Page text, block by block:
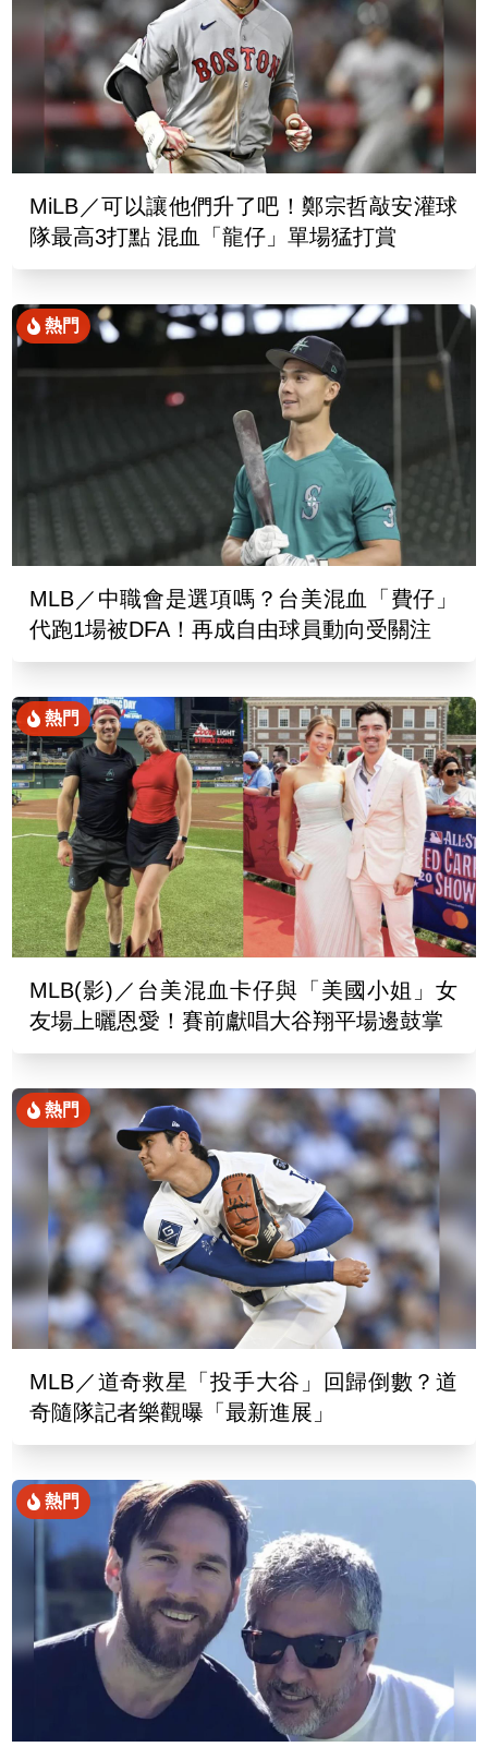
MiLB／可以讓他們升了吧！鄭宗哲敲安灌球
隊最高3打點 混血「龍仔」單場猛打賞
熱門
MLB／中職會是選項嗎？台美混血「費仔」
代跑1場被DFA！再成自由球員動向受關注
熱門
MLB(影)／台美混血卡仔與「美國小姐」女
友場上曬恩愛！賽前獻唱大谷翔平場邊鼓掌
熱門
MLB／道奇救星「投手大谷」回歸倒數？道
奇隨隊記者樂觀曝「最新進展」
熱門